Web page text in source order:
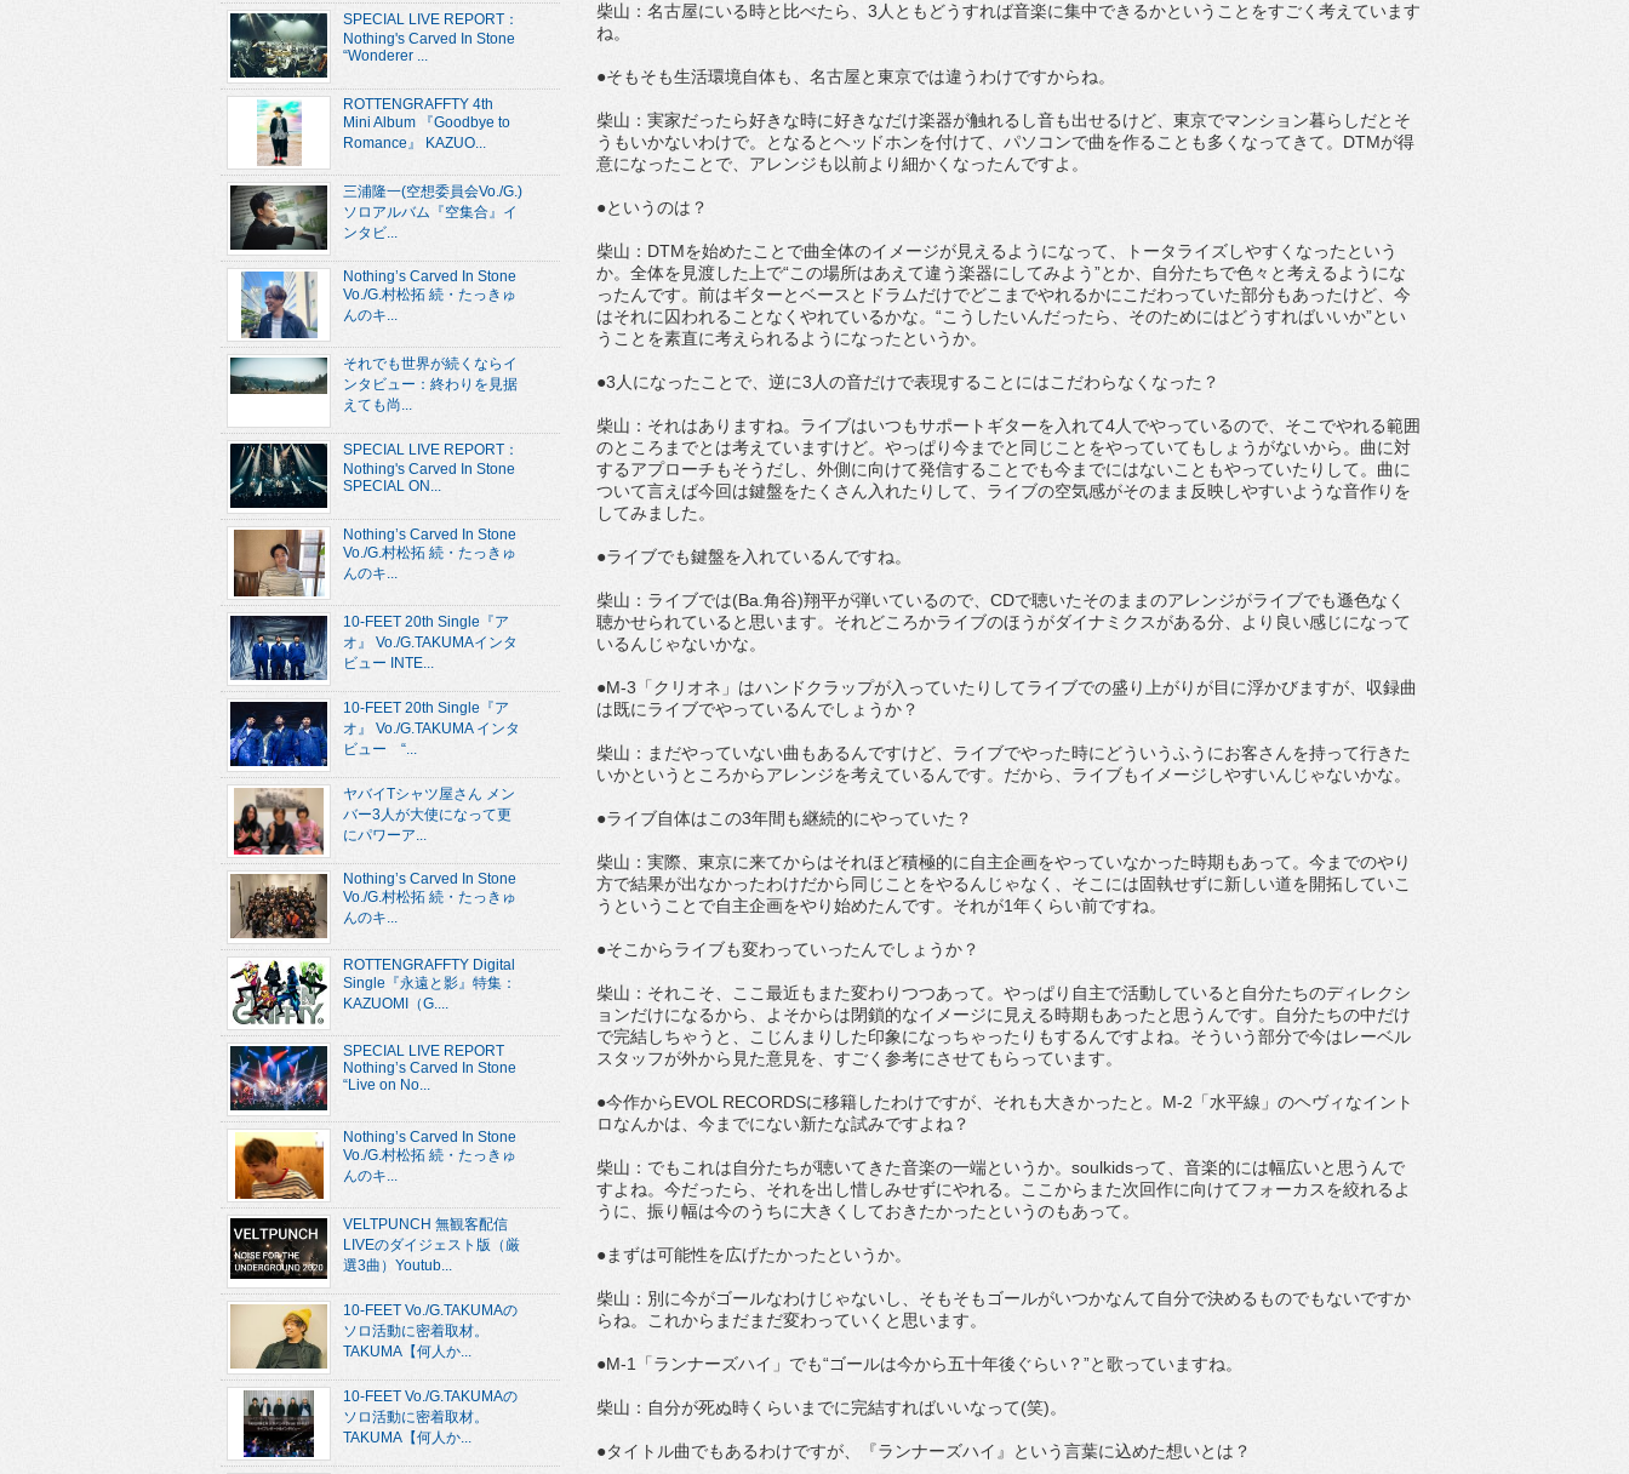
柴山：名古屋にいる時と比べたら、3人ともどうすれば音楽に集中できるかということをすごく考えています
ね。
●そもそも生活環境自体も、名古屋と東京では違うわけですからね。
柴山：実家だったら好きな時に好きなだけ楽器が触れるし音も出せるけど、東京でマンション暮らしだとそ
うもいかないわけで。となるとヘッドホンを付けて、パソコンで曲を作ることも多くなってきて。DTMが得
意になったことで、アレンジも以前より細かくなったんですよ。
●というのは？
柴山：DTMを始めたことで曲全体のイメージが見えるようになって、トータライズしやすくなったという
か。全体を見渡した上で“この場所はあえて違う楽器にしてみよう”とか、自分たちで色々と考えるようにな
ったんです。前はギターとベースとドラムだけでどこまでやれるかにこだわっていた部分もあったけど、今
はそれに囚われることなくやれているかな。“こうしたいんだったら、そのためにはどうすればいいか”とい
うことを素直に考えられるようになったというか。
●3人になったことで、逆に3人の音だけで表現することにはこだわらなくなった？
柴山：それはありますね。ライブはいつもサポートギターを入れて4人でやっているので、そこでやれる範囲
のところまでとは考えていますけど。やっぱり今までと同じことをやっていてもしょうがないから。曲に対
するアプローチもそうだし、外側に向けて発信することでも今までにはないこともやっていたりして。曲に
ついて言えば今回は鍵盤をたくさん入れたりして、ライブの空気感がそのまま反映しやすいような音作りを
してみました。
●ライブでも鍵盤を入れているんですね。
柴山：ライブでは(Ba.角谷)翔平が弾いているので、CDで聴いたそのままのアレンジがライブでも遜色なく
聴かせられていると思います。それどころかライブのほうがダイナミクスがある分、より良い感じになって
いるんじゃないかな。
●M-3「クリオネ」はハンドクラップが入っていたりしてライブでの盛り上がりが目に浮かびますが、収録曲
は既にライブでやっているんでしょうか？
柴山：まだやっていない曲もあるんですけど、ライブでやった時にどういうふうにお客さんを持って行きた
いかというところからアレンジを考えているんです。だから、ライブもイメージしやすいんじゃないかな。
●ライブ自体はこの3年間も継続的にやっていた？
柴山：実際、東京に来てからはそれほど積極的に自主企画をやっていなかった時期もあって。今までのやり
方で結果が出なかったわけだから同じことをやるんじゃなく、そこには固執せずに新しい道を開拓していこ
うということで自主企画をやり始めたんです。それが1年くらい前ですね。
●そこからライブも変わっていったんでしょうか？
柴山：それこそ、ここ最近もまた変わりつつあって。やっぱり自主で活動していると自分たちのディレクシ
ョンだけになるから、よそからは閉鎖的なイメージに見える時期もあったと思うんです。自分たちの中だけ
で完結しちゃうと、こじんまりした印象になっちゃったりもするんですよね。そういう部分で今はレーベル
スタッフが外から見た意見を、すごく参考にさせてもらっています。
●今作からEVOL RECORDSに移籍したわけですが、それも大きかったと。M-2「水平線」のヘヴィなイント
ロなんかは、今までにない新たな試みですよね？
柴山：でもこれは自分たちが聴いてきた音楽の一端というか。soulkidsって、音楽的には幅広いと思うんで
すよね。今だったら、それを出し惜しみせずにやれる。ここからまた次回作に向けてフォーカスを絞れるよ
うに、振り幅は今のうちに大きくしておきたかったというのもあって。
●まずは可能性を広げたかったというか。
柴山：別に今がゴールなわけじゃないし、そもそもゴールがいつかなんて自分で決めるものでもないですか
らね。これからまだまだ変わっていくと思います。
●M-1「ランナーズハイ」でも“ゴールは今から五十年後ぐらい？”と歌っていますね。
柴山：自分が死ぬ時くらいまでに完結すればいいなって(笑)。
●タイトル曲でもあるわけですが、『ランナーズハイ』という言葉に込めた想いとは？
SPECIAL LIVE REPORT：
Nothing's Carved In Stone
“Wonderer ...
ROTTENGRAFFTY 4th
Mini Album 『Goodbye to
Romance』 KAZUO...
三浦隆一(空想委員会Vo./G.)
ソロアルバム『空集合』イ
ンタビ...
Nothing’s Carved In Stone
Vo./G.村松拓 続・たっきゅ
んのキ...
それでも世界が続くならイ
ンタビュー：終わりを見据
えても尚...
SPECIAL LIVE REPORT：
Nothing's Carved In Stone
SPECIAL ON...
Nothing’s Carved In Stone
Vo./G.村松拓 続・たっきゅ
んのキ...
10-FEET 20th Single『ア
オ』 Vo./G.TAKUMAインタ
ビュー INTE...
10-FEET 20th Single『ア
オ』 Vo./G.TAKUMA インタ
ビュー “...
ヤバイTシャツ屋さん メン
バー3人が大使になって更
にパワーア...
Nothing’s Carved In Stone
Vo./G.村松拓 続・たっきゅ
んのキ...
ROTTENGRAFFTY Digital
Single『永遠と影』特集：
KAZUOMI（G....
SPECIAL LIVE REPORT
Nothing’s Carved In Stone
“Live on No...
Nothing’s Carved In Stone
Vo./G.村松拓 続・たっきゅ
んのキ...
VELTPUNCH 無観客配信
LIVEのダイジェスト版（厳
選3曲）Youtub...
10-FEET Vo./G.TAKUMAの
ソロ活動に密着取材。
TAKUMA【何人か...
10-FEET Vo./G.TAKUMAの
ソロ活動に密着取材。
TAKUMA【何人か...